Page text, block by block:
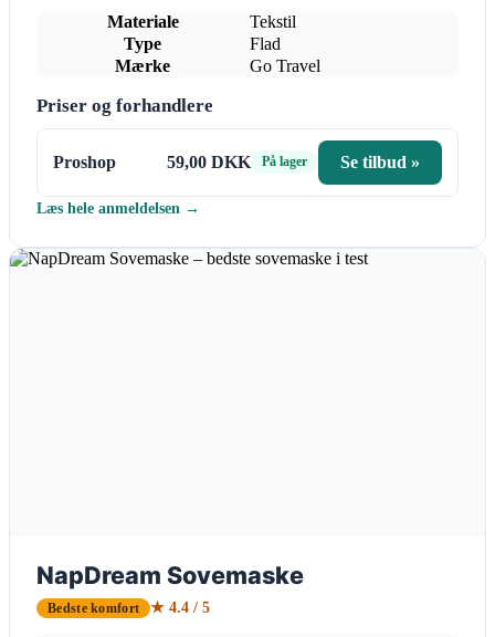
Materiale
Tekstil
Type
Flad
Mærke
Go Travel
Priser og forhandlere
Proshop 59,00 DKK På lager Se tilbud »
Læs hele anmeldelsen →
NapDream Sovemaske
Bedste komfort ★ 4.4 / 5